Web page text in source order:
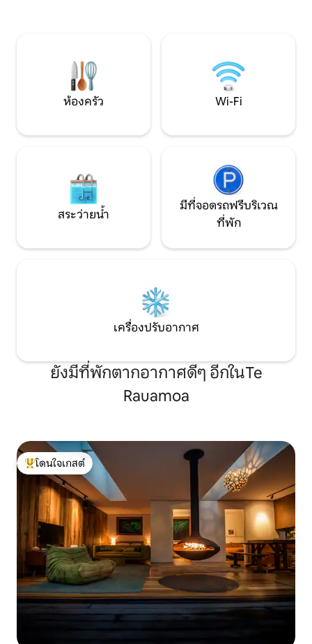
และบาร์แปลกๆ สถานที่ที่จะไปวาคาตา (สูด
ลมหายใจพักผ่อนและผ่อนคลาย)
ห้องครัว Wi-Fi
สระว่ายน้ำ
มีที่จอดรถฟรีบริเวณ
ที่พัก
เครื่องปรับอากาศ
ยังมีที่พักตากอากาศดีๆ อีกในTe
Rauamoa
โดนใจเกสต์ที่สุด
โดนใจเกสต์